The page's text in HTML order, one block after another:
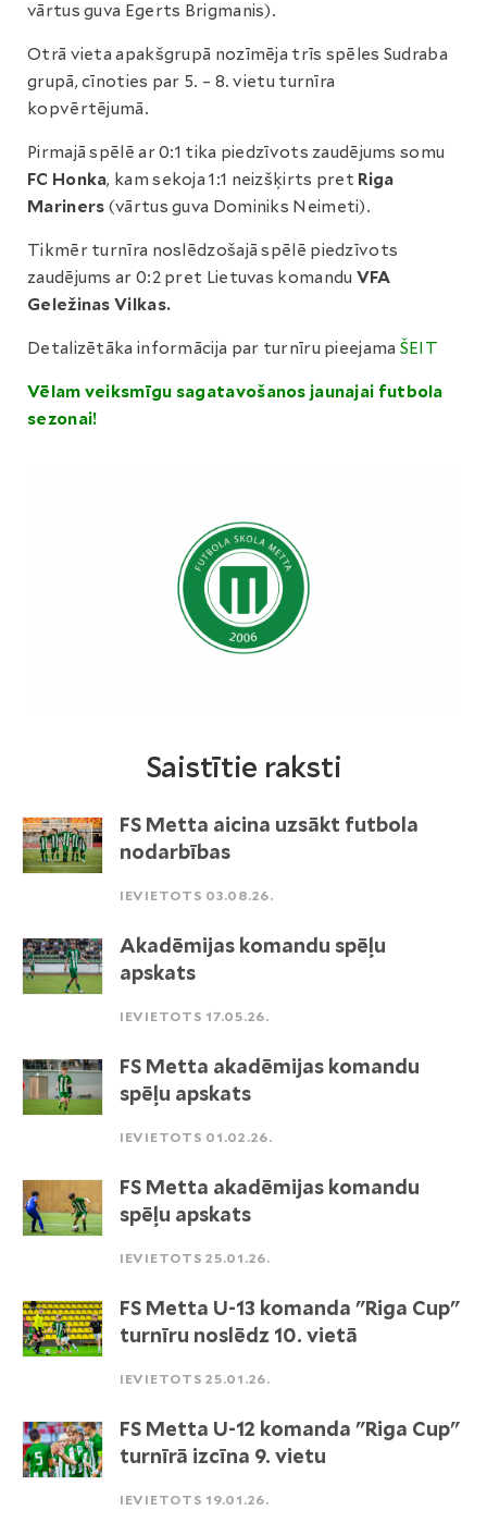
vārtus guva Egerts Brigmanis).
Otrā vieta apakšgrupā nozīmēja trīs spēles Sudraba
grupā, cīnoties par 5. – 8. vietu turnīra
kopvērtējumā.
Pirmajā spēlē ar 0:1 tika piedzīvots zaudējums somu
FC Honka, kam sekoja 1:1 neizšķirts pret Riga
Mariners (vārtus guva Dominiks Neimeti).
Tikmēr turnīra noslēdzošajā spēlē piedzīvots
zaudējums ar 0:2 pret Lietuvas komandu VFA
Geležinas Vilkas.
Detalizētāka informācija par turnīru pieejama ŠEIT
Vēlam veiksmīgu sagatavošanos jaunajai futbola
sezonai!
Saistītie raksti
FS Metta aicina uzsākt futbola
nodarbības
IEVIETOTS 03.08.26.
Akadēmijas komandu spēļu
apskats
IEVIETOTS 17.05.26.
FS Metta akadēmijas komandu
spēļu apskats
IEVIETOTS 01.02.26.
FS Metta akadēmijas komandu
spēļu apskats
IEVIETOTS 25.01.26.
FS Metta U-13 komanda "Riga Cup"
turnīru noslēdz 10. vietā
IEVIETOTS 25.01.26.
FS Metta U-12 komanda "Riga Cup"
turnīrā izcīna 9. vietu
IEVIETOTS 19.01.26.